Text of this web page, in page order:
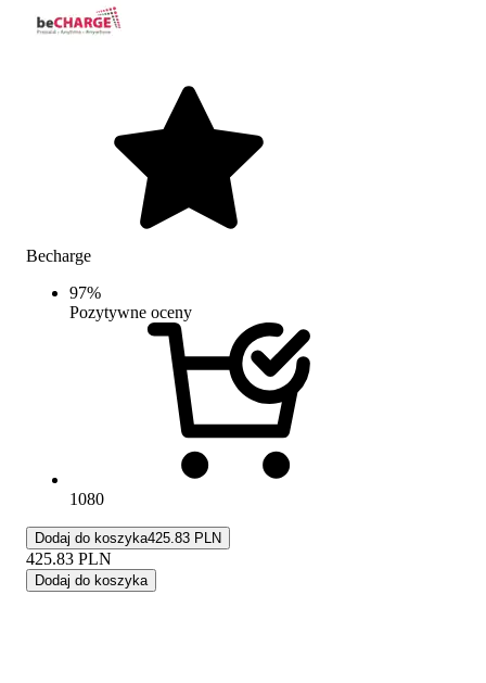
Becharge
97%
Pozytywne oceny
1080
Dodaj do koszyka425.83 PLN
425.83 PLN
Dodaj do koszyka